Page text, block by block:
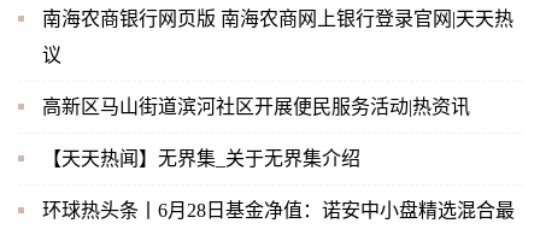
南海农商银行网页版 南海农商网上银行登录官网|天天热
议
高新区马山街道滨河社区开展便民服务活动|热资讯
【天天热闻】无界集_关于无界集介绍
环球热头条丨6月28日基金净值：诺安中小盘精选混合最